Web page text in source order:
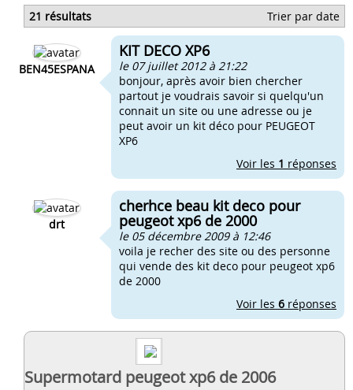
Kit carenage xp6 enduro
Kit plastique pour xp6
Kit de carenages complete pour xp6
Kit autocollant xp6
21 résultats Trier par date
BEN45ESPANA
KIT DECO XP6
le 07 juillet 2012 à 21:22
bonjour, après avoir bien chercher
partout je voudrais savoir si quelqu'un
connait un site ou une adresse ou je
peut avoir un kit déco pour PEUGEOT
XP6
Voir les 1 réponses
drt
cherhce beau kit deco pour
peugeot xp6 de 2000
le 05 décembre 2009 à 12:46
voila je recher des site ou des personne
qui vende des kit deco pour peugeot xp6
de 2000
Voir les 6 réponses
Supermotard peugeot xp6 de 2006